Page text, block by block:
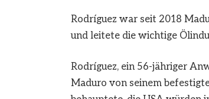
Rodríguez war seit 2018
und leitete die wichtige
Rodríguez, ein 56-jähriger
Maduro von seinem